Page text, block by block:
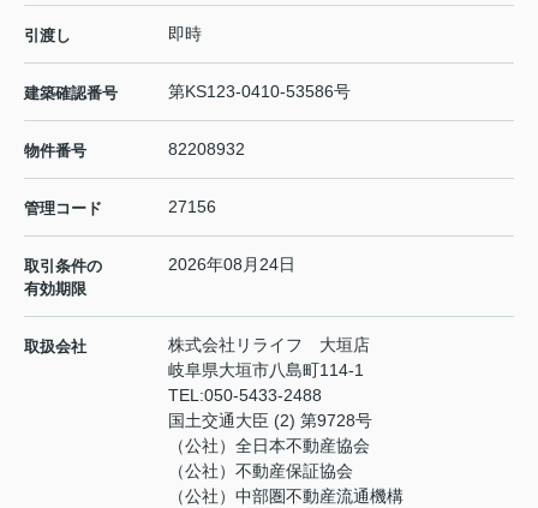
引渡し 即時
建築確認番号 第KS123-0410-53586号
物件番号 82208932
管理コード 27156
取引条件の
有効期限
2026年08月24日
取扱会社
株式会社リライフ 大垣店
岐阜県大垣市八島町114-1
TEL:050-5433-2488
国土交通大臣 (2) 第9728号
（公社）全日本不動産協会
（公社）不動産保証協会
（公社）中部圏不動産流通機構